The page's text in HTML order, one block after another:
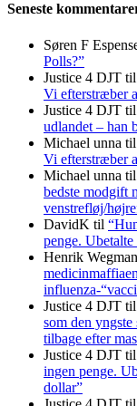
Seneste
Søren F
Polls?”
Justice 4 DJT til
Vi efterstræber
Justice 4 DJT til
udlandet – han
Michael unna til
Vi efterstræber
Michael unna til
bedste modgift
venstrefløj/
DavidK til
penge.
Henrik
influenza-
Justice 4 DJT til
som den yngste
tilbage efter
Justice 4 DJT til
ingen penge.
dollar”